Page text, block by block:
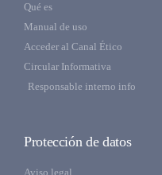
Qué es
Manual de uso
Acceder al Canal Ético
Circular Informativa
Responsable interno info
Protección de datos
Aviso legal